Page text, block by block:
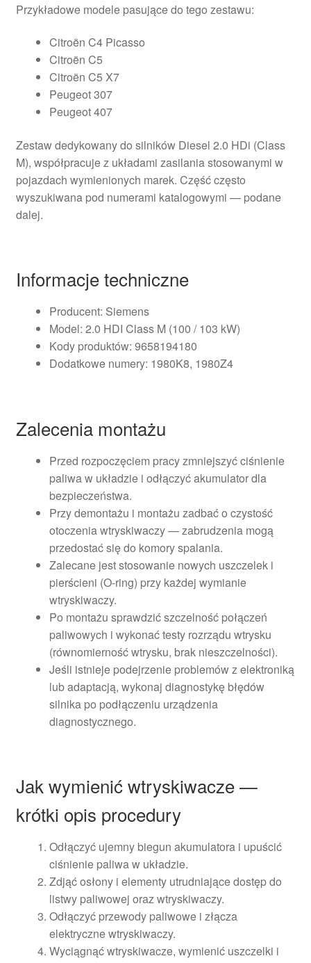
Przykładowe modele pasujące do tego zestawu:
Citroën C4 Picasso
Citroën C5
Citroën C5 X7
Peugeot 307
Peugeot 407
Zestaw dedykowany do silników Diesel 2.0 HDi (Class
M), współpracuje z układami zasilania stosowanymi w
pojazdach wymienionych marek. Część często
wyszukiwana pod numerami katalogowymi — podane
dalej.
Informacje techniczne
Producent: Siemens
Model: 2.0 HDI Class M (100 / 103 kW)
Kody produktów: 9658194180
Dodatkowe numery: 1980K8, 1980Z4
Zalecenia montażu
Przed rozpoczęciem pracy zmniejszyć ciśnienie
paliwa w układzie i odłączyć akumulator dla
bezpieczeństwa.
Przy demontażu i montażu zadbać o czystość
otoczenia wtryskiwaczy — zabrudzenia mogą
przedostać się do komory spalania.
Zalecane jest stosowanie nowych uszczelek i
pierścieni (O-ring) przy każdej wymianie
wtryskiwaczy.
Po montażu sprawdzić szczelność połączeń
paliwowych i wykonać testy rozrządu wtrysku
(równomierność wtrysku, brak nieszczelności).
Jeśli istnieje podejrzenie problemów z elektroniką
lub adaptacją, wykonaj diagnostykę błędów
silnika po podłączeniu urządzenia
diagnostycznego.
Jak wymienić wtryskiwacze —
krótki opis procedury
Odłączyć ujemny biegun akumulatora i upuścić
ciśnienie paliwa w układzie.
Zdjąć osłony i elementy utrudniające dostęp do
listwy paliwowej oraz wtryskiwaczy.
Odłączyć przewody paliwowe i złącza
elektryczne wtryskiwaczy.
Wyciągnąć wtryskiwacze, wymienić uszczelki i